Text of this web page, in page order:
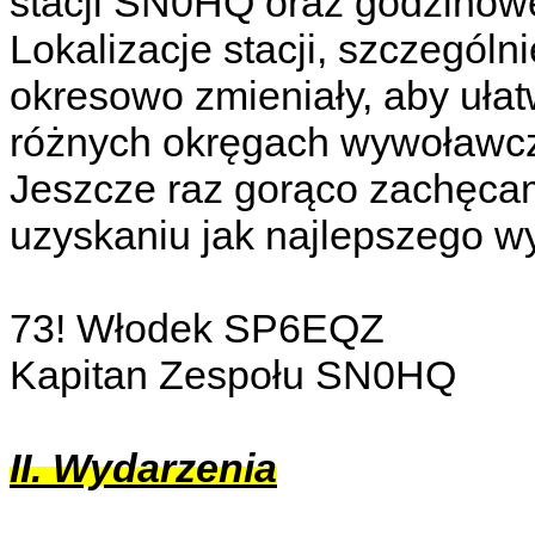
Lokalizacje stacji,
okresowo zmieniały, aby
różnych okręgach
Jeszcze raz gorąco
uzyskaniu jak najlepszego
73! Włodek SP6EQZ
Kapitan Zespołu SN0HQ
II. Wydarzenia